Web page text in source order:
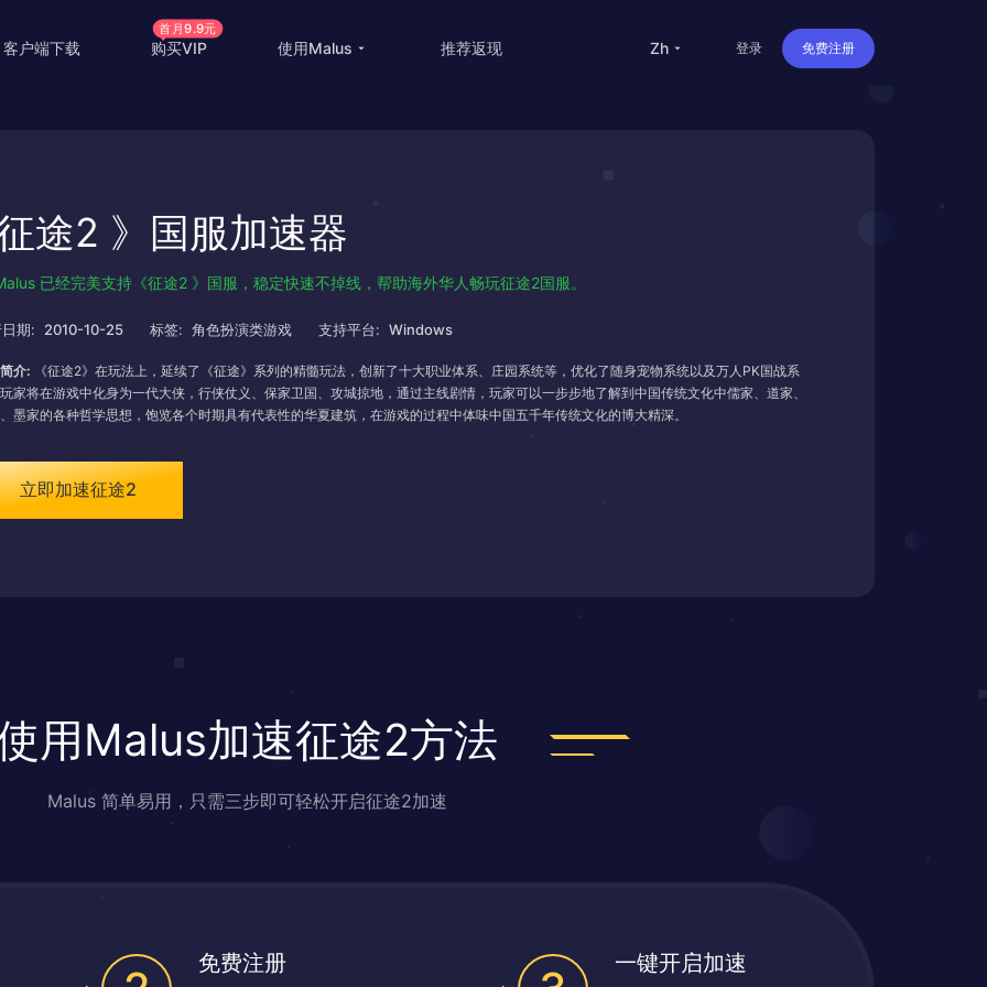
客户端下载 购买VIP
首月9.9元
使用Malus
教育优惠
高级定制
使用帮助
海外直播
推荐返现 zh 登录 免费注册
途2 》国服加速器
已经完美支持《征途2 》国服，稳定快速不掉线，帮助海外华人畅玩征途2国服。
期: 2010-10-25 标签: 角色扮演类游戏 支持平台: Windows
介: 《征途2》在玩法上，延续了《征途》系列的精髓玩法，创新了十大职业体系、庄园系统等，优化了随身宠物系统以及万人PK国战系
家将在游戏中化身为一代大侠，行侠仗义、保家卫国、攻城掠地，通过主线剧情，玩家可以一步步地了解到中国传统文化中儒家、道家、
墨家的各种哲学思想，饱览各个时期具有代表性的华夏建筑，在游戏的过程中体味中国五千年传统文化的博大精深。
立即加速征途2
用Malus加速征途2方法
Malus 简单易用，只需三步即可轻松开启征途2加速
免费注册 一键开启加速